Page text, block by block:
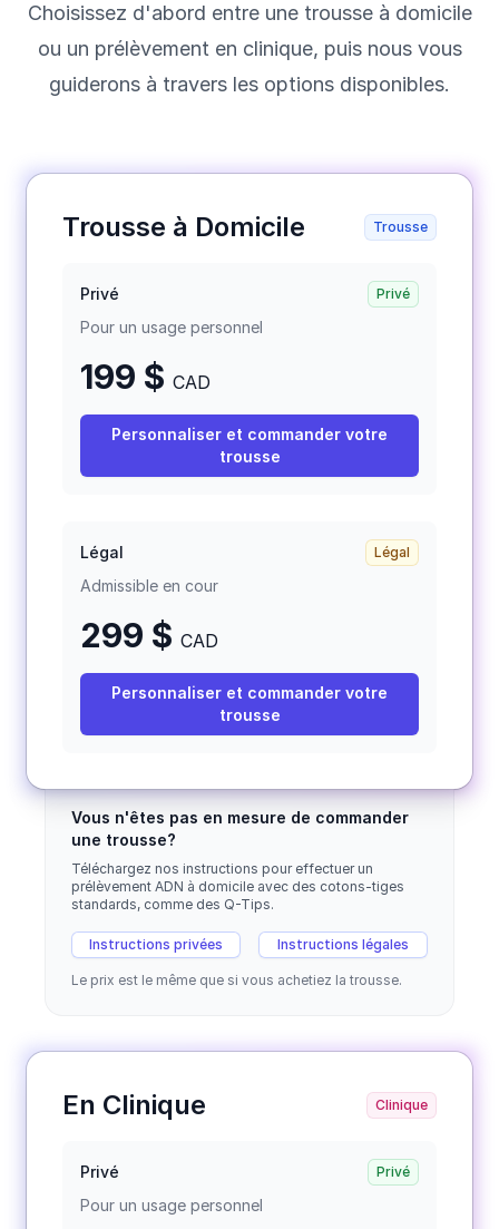
Choisissez d'abord entre une trousse à domicile
ou un prélèvement en clinique, puis nous vous
guiderons à travers les options disponibles.
Trousse à Domicile Trousse
Privé Privé
Pour un usage personnel
199 $ CAD
Personnaliser et commander votre
trousse
Légal Légal
Admissible en cour
299 $ CAD
Personnaliser et commander votre
trousse
Vous n'êtes pas en mesure de commander
une trousse?
Téléchargez nos instructions pour effectuer un
prélèvement ADN à domicile avec des cotons-tiges
standards, comme des Q-Tips.
Instructions privées Instructions légales
Le prix est le même que si vous achetiez la trousse.
En Clinique Clinique
Privé Privé
Pour un usage personnel